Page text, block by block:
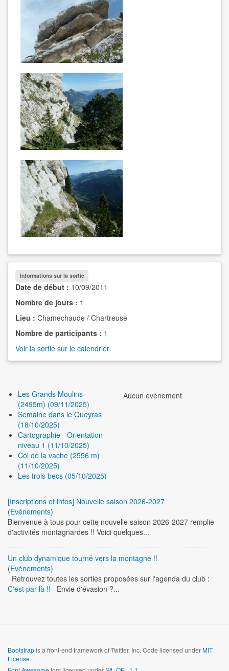
Informations sur la sortie
Date de début : 10/09/2011
Nombre de jours : 1
Lieu : Chamechaude / Chartreuse
Nombre de participants : 1
Voir la sortie sur le calendrier
Les Grands Moulins
(2495m) (09/11/2025)
Semaine dans le Queyras
(18/10/2025)
Cartographie - Orientation
niveau 1 (11/10/2025)
Col de la vache (2556 m)
(11/10/2025)
Les trois becs (05/10/2025)
Aucun évènement
[Inscriptions et infos] Nouvelle saison 2026-2027
(Evénements)
Bienvenue à tous pour cette nouvelle saison 2026-2027 remplie
d'activités montagnardes !! Voici quelques...
Un club dynamique tourné vers la montagne !!
(Evénements)
Retrouvez toutes les sorties proposées sur l'agenda du club :
C'est par là !! Envie d'évasion ?...
Bootstrapis a front-end framework of Twitter, Inc. Code licensed underMIT
License.